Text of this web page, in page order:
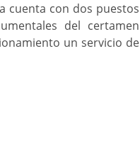
cuenta con dos puestos
del certamen
un servicio de